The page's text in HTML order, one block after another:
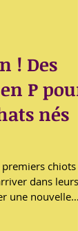
! Des
P pour
nés
chiots
dans leurs
une nouvelle